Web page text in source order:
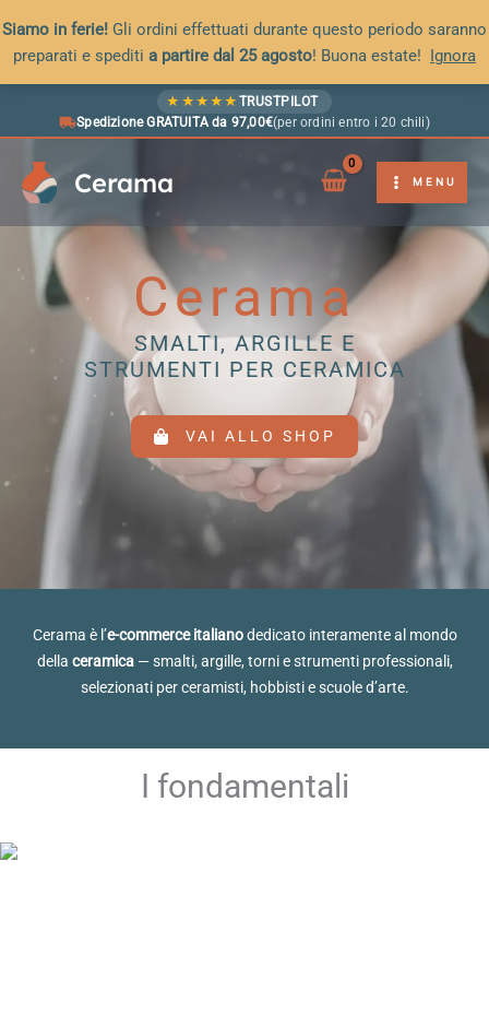
Siamo in ferie! Gli ordini effettuati durante questo periodo saranno
preparati e spediti a partire dal 25 agosto! Buona estate! Ignora
★ ★ ★ ★ ★ TRUSTPILOT
Spedizione GRATUITA da 97,00€(per ordini entro i 20 chili)
Cerama MENU
Cerama
SMALTI, ARGILLE E
STRUMENTI PER CERAMICA
VAI ALLO SHOP
Cerama è l’e-commerce italianodedicato interamente al mondo
della ceramica— smalti, argille, torni e strumenti professionali,
selezionati per ceramisti, hobbisti e scuole d’arte.
I fondamentali